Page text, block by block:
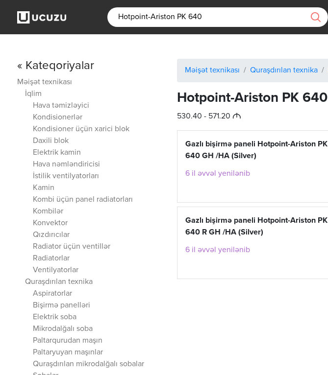
« Kateqoriyalar
Məişət texnikası
İqlim
Hava təmizləyici
Kondisionerlər
Kondisioner üçün xarici blok
Daxili blok
Elektrik kamin
Hava nəmləndiricisi
İstilik ventilyatorları
Kamin
Kombi üçün panel radiatorları
Kombilər
Konvektor
Qızdırıcılar
Radiator üçün ventillər
Radiatorlar
Ventilyatorlar
Quraşdırılan texnika
Aspiratorlar
Bişirmə panelləri
Elektrik soba
Mikrodalğalı soba
Paltarqurudan maşın
Paltaryuyan maşınlar
Quraşdırılan mikrodalğalı sobalar
Məişət texnikası Quraşdırılan texnika
Hotpoint-Ariston PK 640
530.40 - 571.20 M
Gazlı bişirmə paneli Hotpoint-Ariston PK
640 GH /HA (Silver)
6 il əvvəl yenilənib
Gazlı bişirmə paneli Hotpoint-Ariston PK
640 R GH /HA (Silver)
6 il əvvəl yenilənib